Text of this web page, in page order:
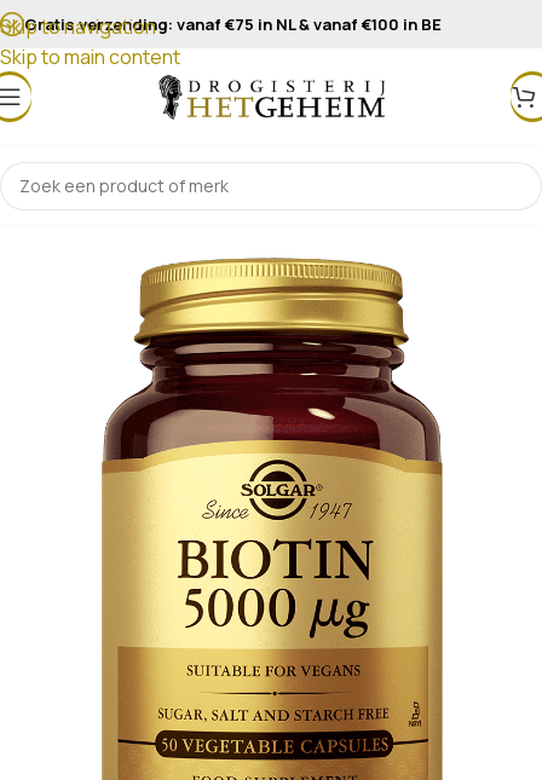
Skip to navigation
Skip to main content
Gratis verzending: vanaf €75 in NL & vanaf €100 in BE